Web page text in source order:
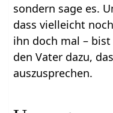
sondern sage es.
dass vielleicht
ihn doch mal –
den Vater dazu,
auszusprechen.